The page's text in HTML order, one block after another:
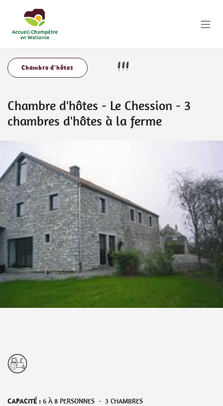
Chambre d'hôtes
Chambre d'hôtes - Le Chession - 3
chambres d'hôtes à la ferme
CAPACITÉ : 6 À8 PERSONNES - 3 CHAMBRES